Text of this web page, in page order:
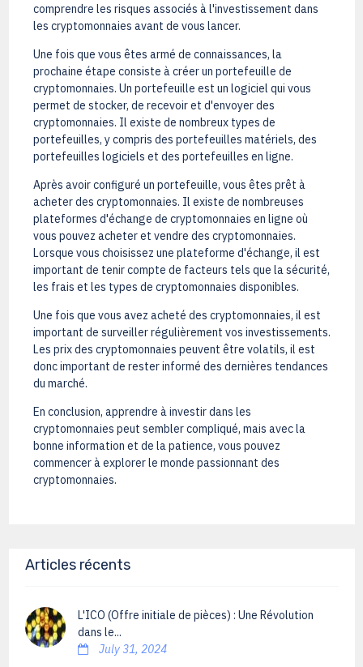
comprendre les risques associés à l'investissement dans
les cryptomonnaies avant de vous lancer.
Une fois que vous êtes armé de connaissances, la
prochaine étape consiste à créer un portefeuille de
cryptomonnaies. Un portefeuille est un logiciel qui vous
permet de stocker, de recevoir et d'envoyer des
cryptomonnaies. Il existe de nombreux types de
portefeuilles, y compris des portefeuilles matériels, des
portefeuilles logiciels et des portefeuilles en ligne.
Après avoir configuré un portefeuille, vous êtes prêt à
acheter des cryptomonnaies. Il existe de nombreuses
plateformes d'échange de cryptomonnaies en ligne où
vous pouvez acheter et vendre des cryptomonnaies.
Lorsque vous choisissez une plateforme d'échange, il est
important de tenir compte de facteurs tels que la sécurité,
les frais et les types de cryptomonnaies disponibles.
Une fois que vous avez acheté des cryptomonnaies, il est
important de surveiller régulièrement vos investissements.
Les prix des cryptomonnaies peuvent être volatils, il est
donc important de rester informé des dernières tendances
du marché.
En conclusion, apprendre à investir dans les
cryptomonnaies peut sembler compliqué, mais avec la
bonne information et de la patience, vous pouvez
commencer à explorer le monde passionnant des
cryptomonnaies.
Articles récents
L'ICO (Offre initiale de pièces) : Une Révolution
dans le...
July 31, 2024